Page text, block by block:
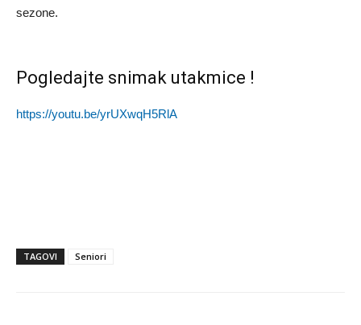
sezone.
Pogledajte snimak utakmice !
https://youtu.be/yrUXwqH5RlA
TAGOVI Seniori